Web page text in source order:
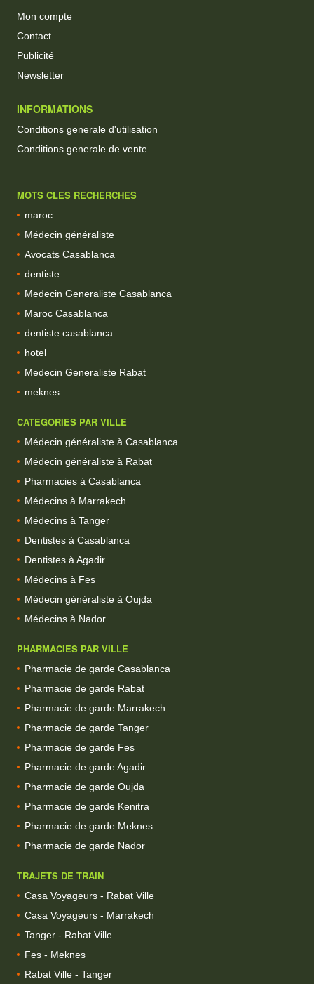
Mon compte
Contact
Publicité
Newsletter
INFORMATIONS
Conditions generale d'utilisation
Conditions generale de vente
MOTS CLES RECHERCHES
maroc
Médecin généraliste
Avocats Casablanca
dentiste
Medecin Generaliste Casablanca
Maroc Casablanca
dentiste casablanca
hotel
Medecin Generaliste Rabat
meknes
CATEGORIES PAR VILLE
Médecin généraliste à Casablanca
Médecin généraliste à Rabat
Pharmacies à Casablanca
Médecins à Marrakech
Médecins à Tanger
Dentistes à Casablanca
Dentistes à Agadir
Médecins à Fes
Médecin généraliste à Oujda
Médecins à Nador
PHARMACIES PAR VILLE
Pharmacie de garde Casablanca
Pharmacie de garde Rabat
Pharmacie de garde Marrakech
Pharmacie de garde Tanger
Pharmacie de garde Fes
Pharmacie de garde Agadir
Pharmacie de garde Oujda
Pharmacie de garde Kenitra
Pharmacie de garde Meknes
Pharmacie de garde Nador
TRAJETS DE TRAIN
Casa Voyageurs - Rabat Ville
Casa Voyageurs - Marrakech
Tanger - Rabat Ville
Fes - Meknes
Rabat Ville - Tanger